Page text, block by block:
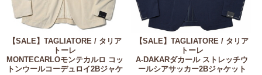
【SALE】 TAGLIATORE / タリア
トーレ
MONTECARLOモンテカルロ コッ
トンウールコーデュロイ2Bジャケ
【SALE】TAGLIATORE / タリア
トーレ
A-DAKARダカール ストレッチウ
ールシアサッカー2Bジャケット